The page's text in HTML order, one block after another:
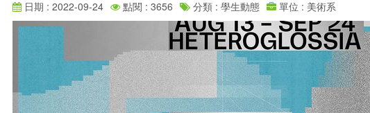
日期 : 2022-09-24 點閱 : 3656 分類 : 學生動態 單位 : 美術系